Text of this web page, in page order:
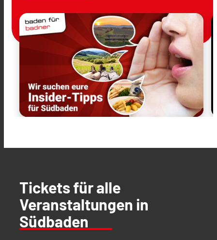
Tickets für alle
Veranstaltungen in
Südbaden